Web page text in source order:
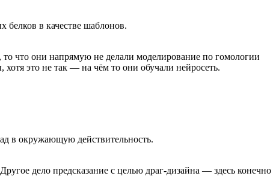
белков в качестве шаблонов.
что они напрямую не делали моделирование по гомологии
это не так — на чём то они обучали нейросеть.
в окружающую действительность.
дело предсказание с целью драг-дизайна — здесь конечно